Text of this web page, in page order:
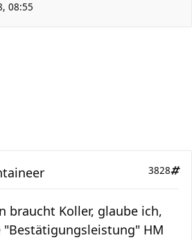
08:55
3828
braucht Koller, glaube ich,
"Bestätigungsleistung" HM